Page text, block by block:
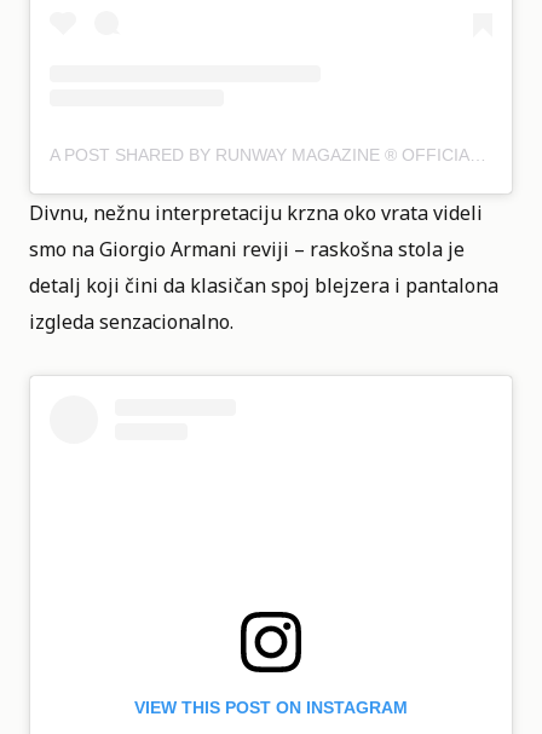
Divnu, nežnu interpretaciju krzna oko vrata videli
smo na Giorgio Armani reviji – raskošna stola je
detalj koji čini da klasičan spoj blejzera i pantalona
izgleda senzacionalno.
VIEW THIS POST ON INSTAGRAM